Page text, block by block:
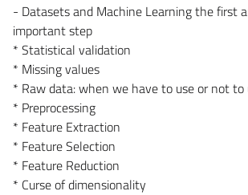
- Datasets and Machine Learning the first
important step
* Statistical validation
* Missing values
* Raw data: when we have to use or not to
* Preprocessing
* Feature Extraction
* Feature Selection
* Feature Reduction
* Curse of dimensionality